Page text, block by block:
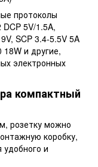
протоколы
5V/1.5A,
SCP 3.4-5.5V 5A
18W и другие,
электронных
компактный
розетку можно
коробку,
и